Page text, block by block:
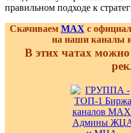
правильном подходе к
Скачиваем MAX с
на наши каналы
В этих чатах